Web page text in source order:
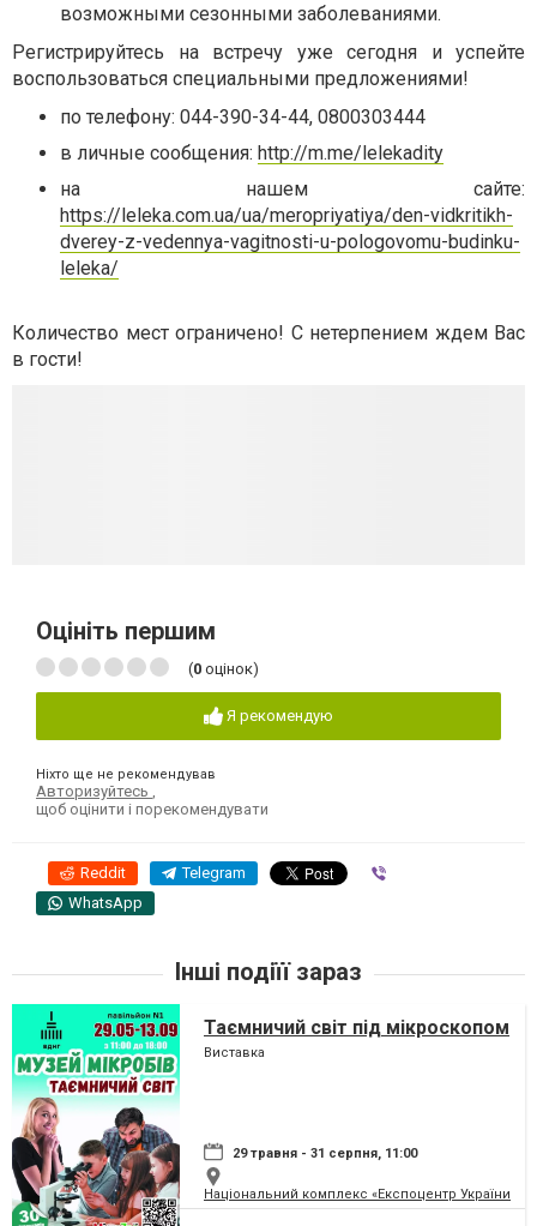
возможными сезонными заболеваниями.
Регистрируйтесь на встречу уже сегодня и успейте
воспользоваться специальными предложениями!
по телефону: 044-390-34-44, 0800303444
в личные сообщения: http://m.me/lelekadity
на нашем сайте:
https://leleka.com.ua/ua/meropriyatiya/den-vidkritikh-
dverey-z-vedennya-vagitnosti-u-pologovomu-budinku-
leleka/
Количество мест ограничено! С нетерпением ждем Вас
в гости!
Оцініть першим
(0 оцінок)
Я рекомендую
Ніхто ще не рекомендував
Авторизуйтесь ,
щоб оцінити і порекомендувати
Reddit Telegram
WhatsApp
Інші подіїї зараз
Таємничий світ під мікроскопом
Виставка
29 травня - 31 серпня, 11:00
Національний комплекс «Експоцентр України»